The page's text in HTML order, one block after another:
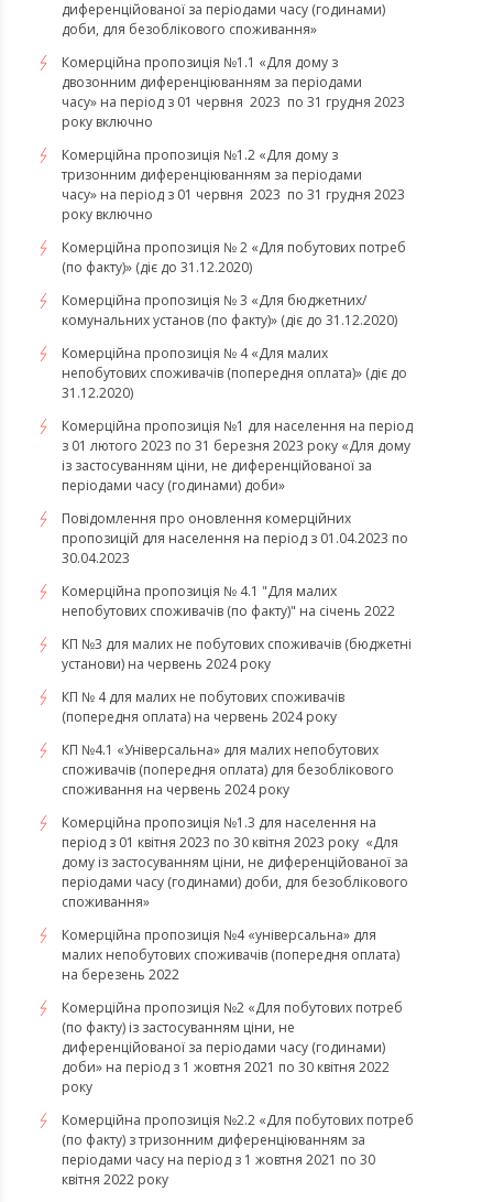
диференційованої за періодами часу (годинами)
доби, для безоблікового споживання»
Комерційна пропозиція №1.1 «Для дому з
двозонним диференціюванням за періодами
часу» на період з 01 червня 2023 по 31 грудня 2023
року включно
Комерційна пропозиція №1.2 «Для дому з
тризонним диференціюванням за періодами
часу» на період з 01 червня 2023 по 31 грудня 2023
року включно
Комерційна пропозиція № 2 «Для побутових потреб
(по факту)» (діє до 31.12.2020)
Комерційна пропозиція № 3 «Для бюджетних/
комунальних установ (по факту)» (діє до 31.12.2020)
Комерційна пропозиція № 4 «Для малих
непобутових споживачів (попередня оплата)» (діє до
31.12.2020)
Комерційна пропозиція №1 для населення на період
з 01 лютого 2023 по 31 березня 2023 року «Для дому
із застосуванням ціни, не диференційованої за
періодами часу (годинами) доби»
Повідомлення про оновлення комерційних
пропозицій для населення на період з 01.04.2023 по
30.04.2023
Комерційна пропозиція № 4.1 "Для малих
непобутових споживачів (по факту)" на січень 2022
КП №3 для малих не побутових споживачів (бюджетні
установи) на червень 2024 року
КП № 4 для малих не побутових споживачів
(попередня оплата) на червень 2024 року
КП №4.1 «Універсальна» для малих непобутових
споживачів (попередня оплата) для безоблікового
споживання на червень 2024 року
​​​​​​​Комерційна пропозиція №1.3 для населення на
період з 01 квітня 2023 по 30 квітня 2023 року «Для
дому із застосуванням ціни, не диференційованої за
періодами часу (годинами) доби, для безоблікового
споживання»
​​​​​​​Комерційна пропозиція №4 «універсальна» для
малих непобутових споживачів (попередня оплата)
на березень 2022
Комерційна пропозиція №2 «Для побутових потреб
(по факту) із застосуванням ціни, не
диференційованої за періодами часу (годинами)
доби» на період з 1 жовтня 2021 по 30 квітня 2022
року
Комерційна пропозиція №2.2 «Для побутових потреб
(по факту) з тризонним диференціюванням за
періодами часу на період з 1 жовтня 2021 по 30
квітня 2022 року